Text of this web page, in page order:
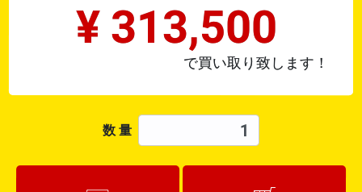
¥ 313,500
で買い取り致します！
数 量